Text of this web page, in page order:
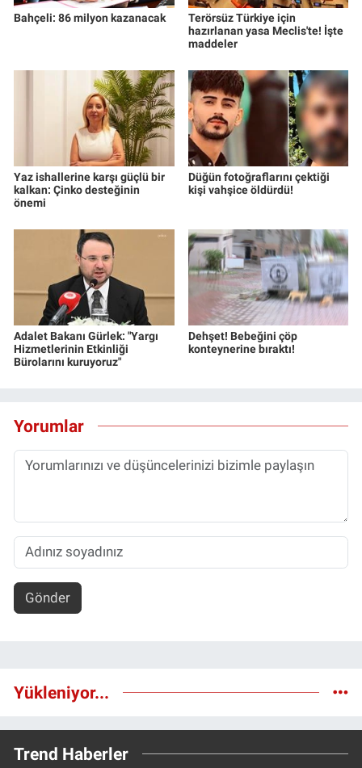
Bahçeli: 86 milyon kazanacak
Terörsüz Türkiye için
hazırlanan yasa Meclis'te! İşte
maddeler
Yaz ishallerine karşı güçlü bir
kalkan: Çinko desteğinin
önemi
Düğün fotoğraflarını çektiği
kişi vahşice öldürdü!
Adalet Bakanı Gürlek: "Yargı
Hizmetlerinin Etkinliği
Bürolarını kuruyoruz"
Dehşet! Bebeğini çöp
konteynerine bıraktı!
Yorumlar
Gönder
Yükleniyor...
Trend Haberler